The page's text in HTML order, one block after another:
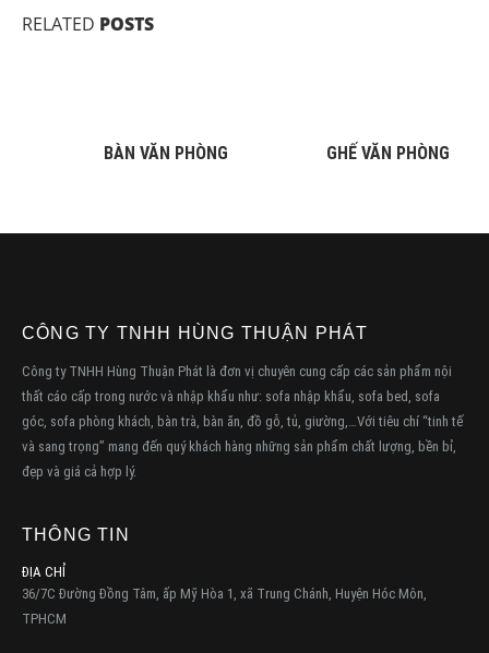
RELATED POSTS
BÀN VĂN PHÒNG GHẾ VĂN PHÒNG
CÔNG TY TNHH HÙNG THUẬN PHÁT
Công ty TNHH Hùng Thuận Phát là đơn vị chuyên cung cấp các sản phẩm nội
thất cáo cấp trong nước và nhập khẩu như: sofa nhập khẩu, sofa bed, sofa
góc, sofa phòng khách, bàn trà, bàn ăn, đồ gỗ, tủ, giường,…Với tiêu chí “tinh tế
và sang trọng” mang đến quý khách hàng những sản phẩm chất lượng, bền bỉ,
đẹp và giá cả hợp lý.
THÔNG TIN
ĐỊA CHỈ
36/7C Đường Đồng Tâm, ấp Mỹ Hòa 1, xã Trung Chánh, Huyện Hóc Môn,
TPHCM